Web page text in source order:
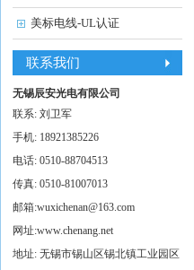
美标电线-UL认证
联系我们
无锡辰安光电有限公司
联系: 刘卫军
手机: 18921385226
电话: 0510-88704513
传真: 0510-81007013
邮箱:wuxichenan@163.com
网址:www.chenang.net
地址: 无锡市锡山区锡北镇工业园区